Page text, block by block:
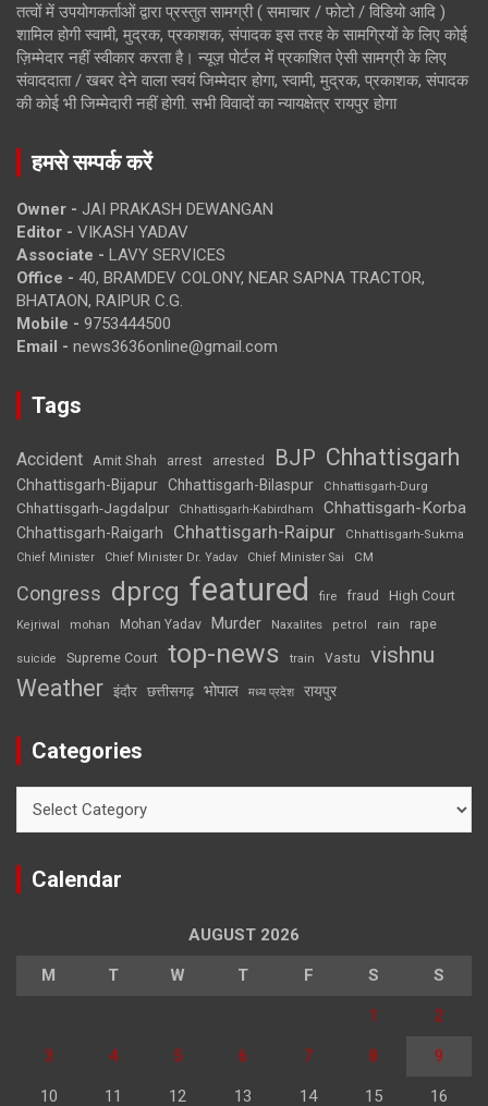
तत्वों में उपयोगकर्ताओं द्वारा प्रस्तुत सामग्री ( समाचार / फोटो / विडियो आदि )
शामिल होगी स्वामी, मुद्रक, प्रकाशक, संपादक इस तरह के सामग्रियों के लिए कोई
ज़िम्मेदार नहीं स्वीकार करता है। न्यूज़ पोर्टल में प्रकाशित ऐसी सामग्री के लिए
संवाददाता / खबर देने वाला स्वयं जिम्मेदार होगा, स्वामी, मुद्रक, प्रकाशक, संपादक
की कोई भी जिम्मेदारी नहीं होगी. सभी विवादों का न्यायक्षेत्र रायपुर होगा
हमसे सम्पर्क करें
Owner - JAI PRAKASH DEWANGAN
Editor - VIKASH YADAV
Associate - LAVY SERVICES
Office - 40, BRAMDEV COLONY, NEAR SAPNA TRACTOR,
BHATAON, RAIPUR C.G.
Mobile - 9753444500
Email - news3636online@gmail.com
Tags
Accident Amit Shah arrest arrested BJP Chhattisgarh
Chhattisgarh-Bijapur Chhattisgarh-Bilaspur Chhattisgarh-Durg
Chhattisgarh-Jagdalpur Chhattisgarh-Kabirdham Chhattisgarh-Korba
Chhattisgarh-Raigarh Chhattisgarh-Raipur
Chhattisgarh-Sukma
Chief Minister
Chief Minister Dr. Yadav Chief Minister Sai CM
Congress dprcg featured fire fraud High Court
Kejriwal mohan Mohan Yadav Murder Naxalites petrol rain rape
suicide Supreme Court top-news train Vastu vishnu
Weather इंदौर छत्तीसगढ़ भोपाल मध्य प्रदेश रायपुर
Categories
Calendar
AUGUST 2026
M T W T F S S
1 2
3 4 5 6 7 8 9
10 11 12 13 14 15 16